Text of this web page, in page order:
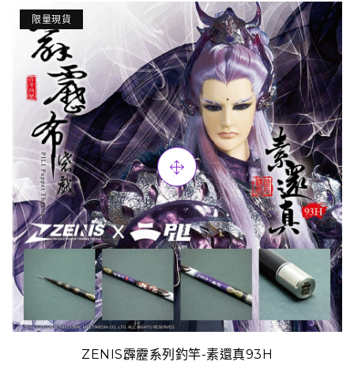
限量現貨
ZENIS霹靂系列釣竿-素還真93H